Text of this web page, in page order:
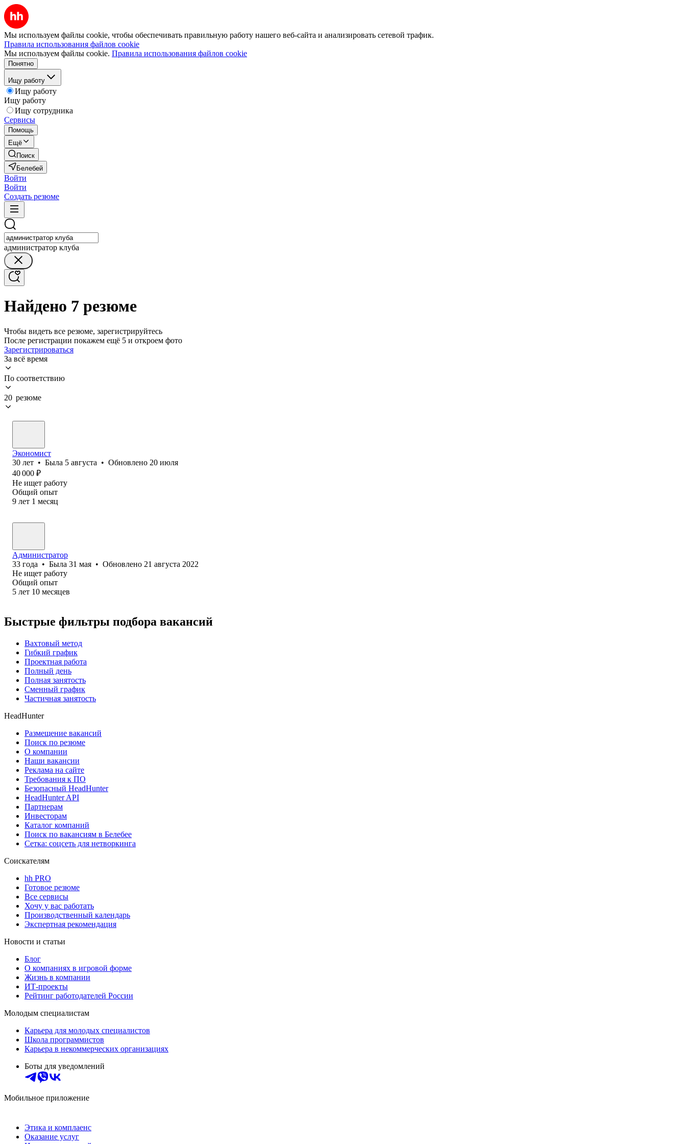
Мы используем файлы cookie, чтобы обеспечивать правильную работу нашего веб-сайта и анализировать сетевой трафик.
Правила использования файлов cookie
Мы используем файлы cookie. Правила использования файлов cookie
Понятно
Ищу работу
Ищу работу
Ищу работу
Ищу сотрудника
Сервисы
Помощь
Ещё
Поиск
Белебей
Войти
Войти
Создать резюме
администратор клуба
Найдено 7 резюме
Чтобы видеть все резюме, зарегистрируйтесь
После регистрации покажем ещё 5 и откроем фото
Зарегистрироваться
За всё время
По соответствию
20 резюме
Экономист
30 лет • Была 5 августа • Обновлено 20 июля
40 000 ₽
Не ищет работу
Общий опыт
9 лет 1 месяц
Администратор
33 года • Была 31 мая • Обновлено 21 августа 2022
Не ищет работу
Общий опыт
5 лет 10 месяцев
Быстрые фильтры подбора вакансий
Вахтовый метод
Гибкий график
Проектная работа
Полный день
Полная занятость
Сменный график
Частичная занятость
HeadHunter
Размещение вакансий
Поиск по резюме
О компании
Наши вакансии
Реклама на сайте
Требования к ПО
Безопасный HeadHunter
HeadHunter API
Партнерам
Инвесторам
Каталог компаний
Поиск по вакансиям в Белебее
Сетка: соцсеть для нетворкинга
Соискателям
hh PRO
Готовое резюме
Все сервисы
Хочу у вас работать
Производственный календарь
Экспертная рекомендация
Новости и статьи
Блог
О компаниях в игровой форме
Жизнь в компании
ИТ-проекты
Рейтинг работодателей России
Молодым специалистам
Карьера для молодых специалистов
Школа программистов
Карьера в некоммерческих организациях
Боты для уведомлений
Мобильное приложение
Этика и комплаенс
Оказание услуг